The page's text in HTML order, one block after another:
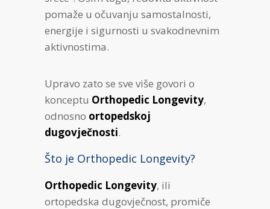
pomaže u očuvanju samostalnosti,
energije i sigurnosti u svakodnevnim
aktivnostima.
Upravo zato se sve više govori o
konceptu Orthopedic Longevity,
odnosno ortopedskoj
dugovječnosti.
Što je Orthopedic Longevity?
Orthopedic Longevity, ili
ortopedska dugovječnost, promiče